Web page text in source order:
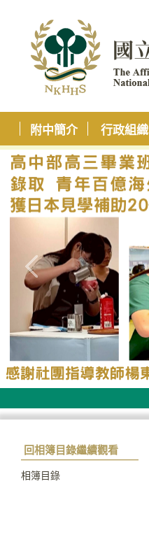
附中簡介 行政組織
回相簿目錄繼續觀看
相簿目錄